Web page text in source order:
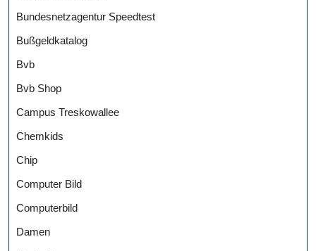
Bundesnetzagentur Speedtest
Bußgeldkatalog
Bvb
Bvb Shop
Campus Treskowallee
Chemkids
Chip
Computer Bild
Computerbild
Damen